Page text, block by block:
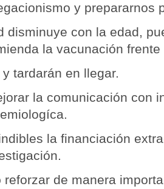
y prepararnos
con la edad,
la vacunación
en llegar.
la comunicación con
la financiación
de manera